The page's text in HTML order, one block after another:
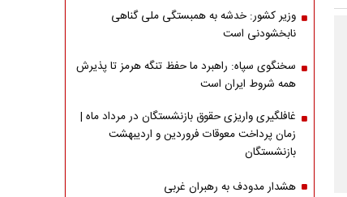
وزیر کشور: خدشه به همبستگی ملی گناهی
نابخشودنی است
سخنگوی سپاه: راهبرد ما حفظ تنگه هرمز تا پذیرش
همه شروط ایران است
غافلگیری واریزی حقوق بازنشستگان در مرداد ماه |
زمان پرداخت معوقات فروردین و اردیبهشت
بازنشستگان
هشدار مدودف به رهبران غربی